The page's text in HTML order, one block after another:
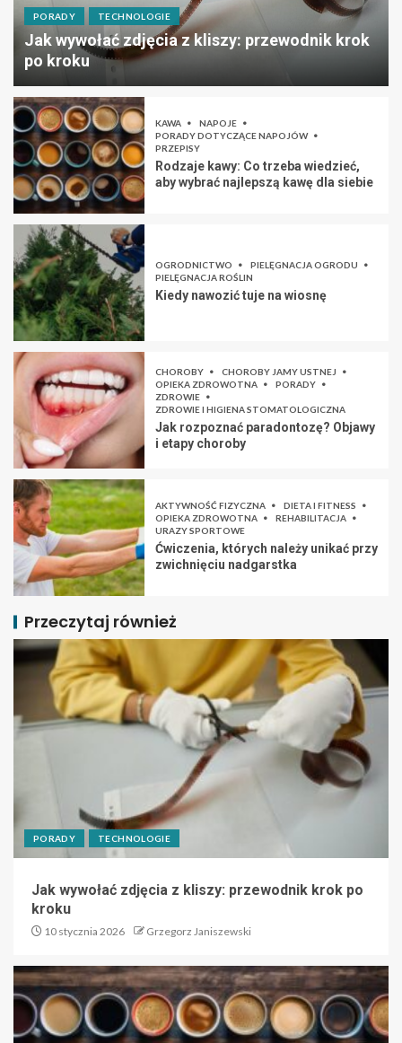
PORADY TECHNOLOGIE
Jak wywołać zdjęcia z kliszy: przewodnik krok
po kroku
KAWA
NAPOJE
PORADY DOTYCZĄCE NAPOJÓW
PRZEPISY
Rodzaje kawy: Co trzeba wiedzieć,
aby wybrać najlepszą kawę dla siebie
OGRODNICTWO
PIELĘGNACJA OGRODU
PIELĘGNACJA ROŚLIN
Kiedy nawozić tuje na wiosnę
CHOROBY
CHOROBY JAMY USTNEJ
OPIEKA ZDROWOTNA
PORADY
ZDROWIE
ZDROWIE I HIGIENA STOMATOLOGICZNA
Jak rozpoznać paradontozę? Objawy
i etapy choroby
AKTYWNOŚĆ FIZYCZNA
DIETA I FITNESS
OPIEKA ZDROWOTNA
REHABILITACJA
URAZY SPORTOWE
Ćwiczenia, których należy unikać przy
zwichnięciu nadgarstka
Przeczytaj również
PORADY TECHNOLOGIE
Jak wywołać zdjęcia z kliszy: przewodnik krok po
kroku
10 stycznia 2026 Grzegorz Janiszewski